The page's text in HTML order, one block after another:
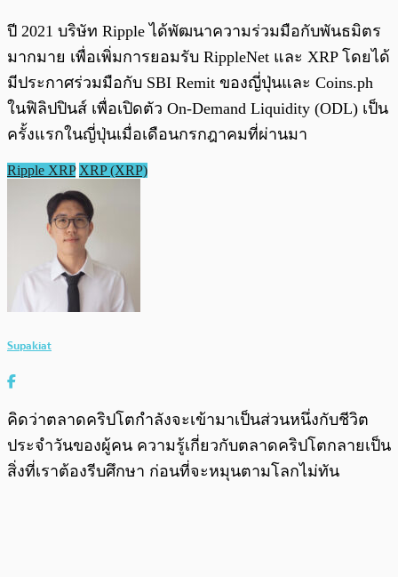
ปี 2021 บริษัท Ripple ได้พัฒนาความร่วมมือกับพันธมิตร
มากมาย เพื่อเพิ่มการยอมรับ RippleNet และ XRP โดยได้
มีประกาศร่วมมือกับ SBI Remit ของญี่ปุ่นและ Coins.ph
ในฟิลิปปินส์ เพื่อเปิดตัว On-Demand Liquidity (ODL) เป็น
ครั้งแรกในญี่ปุ่นเมื่อเดือนกรกฎาคมที่ผ่านมา
Ripple XRP XRP (XRP)
Supakiat
คิดว่าตลาดคริปโตกำลังจะเข้ามาเป็นส่วนหนึ่งกับชีวิต
ประจำวันของผู้คน ความรู้เกี่ยวกับตลาดคริปโตกลายเป็น
สิ่งที่เราต้องรีบศึกษา ก่อนที่จะหมุนตามโลกไม่ทัน